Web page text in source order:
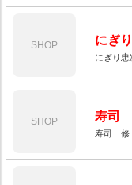
SHOP にぎ
にぎり
SHOP 寿司
寿司 修